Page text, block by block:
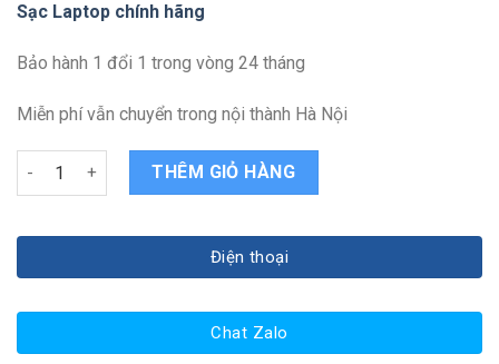
Sạc Laptop chính hãng
Bảo hành 1 đổi 1 trong vòng 24 tháng
Miễn phí vẫn chuyển trong nội thành Hà Nội
Sạc Laptop Lenovo G410S quantity
THÊM GIỎ HÀNG
Điện thoại
Chat Zalo